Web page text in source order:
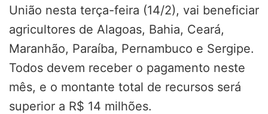
União nesta terça-feira (14/2), vai beneficiar
agricultores de Alagoas, Bahia, Ceará,
Maranhão, Paraíba, Pernambuco e Sergipe.
Todos devem receber o pagamento neste
mês, e o montante total de recursos será
superior a R$ 14 milhões.